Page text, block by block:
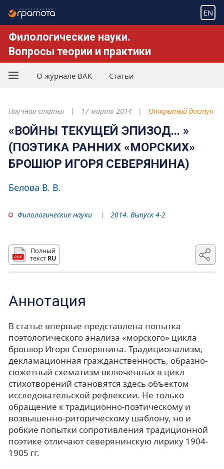
EN
Филологические науки.
Вопросы теории и практики
О журнале ВАК Статьи
Научная статья 17 марта 2014 Открытый доступ
«ВОЙНЫ ТЕКУЩЕЙ ЭПИЗОД... »
(ПОЭТИКА РАННИХ «МОРСКИХ»
БРОШЮР ИГОРЯ СЕВЕРЯНИНА)
Белова В. В.
Филологические науки 2014. Выпуск 4-2
Полный
текст RU
Аннотация
В статье впервые представлена попытка
поэтологического анализа «морского» цикла
брошюр Игоря Северянина. Традиционализм,
декламационная гражданственность, образно-
сюжетный схематизм включенных в цикл
стихотворений становятся здесь объектом
исследовательской рефлексии. Не только
обращение к традиционно-поэтическому и
возвышенно-риторическому шаблону, но и
робкие попытки сопротивления традиционной
поэтике отличают северянинскую лирику 1904-
1905 гг.